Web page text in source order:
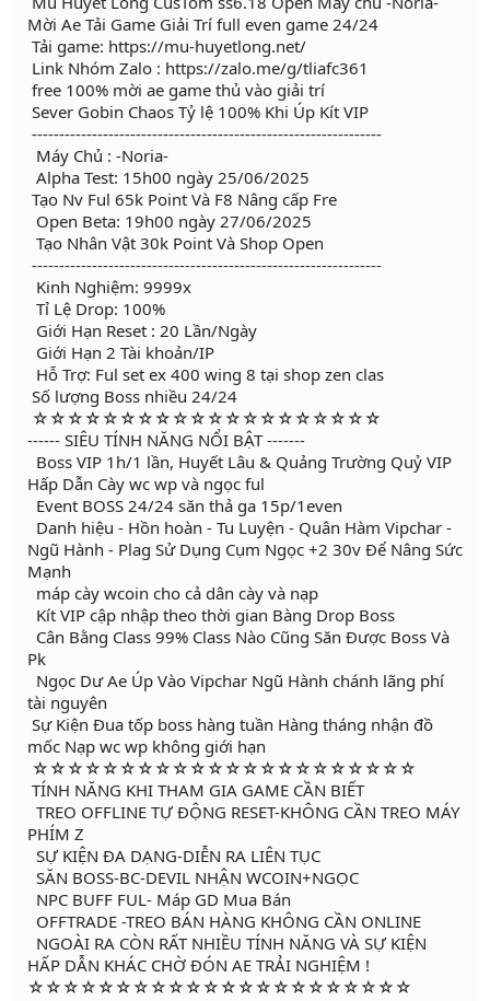
Mời Ae Tải Game Giải Trí full even game 24/24
Tải game: https://mu-huyetlong.net/
Link Nhóm Zalo : https://zalo.me/g/tliafc361
free 100% mời ae game thủ vào giải trí
Sever Gobin Chaos Tỷ lệ 100% Khi Úp Kít VIP
----------------------------------------------------------------
Máy Chủ : -Noria-
Alpha Test: 15h00 ngày 25/06/2025
Tạo Nv Ful 65k Point Và F8 Nâng cấp Fre
Open Beta: 19h00 ngày 27/06/2025
Tạo Nhân Vật 30k Point Và Shop Open
----------------------------------------------------------------
Kinh Nghiệm: 9999x
Tỉ Lệ Drop: 100%
Giới Hạn Reset : 20 Lần/Ngày
Giới Hạn 2 Tài khoản/IP
Hỗ Trợ: Ful set ex 400 wing 8 tại shop zen clas
Số lượng Boss nhiều 24/24
☆☆☆☆☆☆☆☆☆☆☆☆☆☆☆☆☆☆☆☆
------ SIÊU TÍNH NĂNG NỔI BẬT -------
Boss VIP 1h/1 lần, Huyết Lâu & Quảng Trường Quỷ VIP
Hấp Dẫn Cày wc wp và ngọc ful
Event BOSS 24/24 săn thả ga 15p/1even
Danh hiệu - Hồn hoàn - Tu Luyện - Quân Hàm Vipchar -
Ngũ Hành - Plag Sử Dụng Cụm Ngọc +2 30v Để Nâng Sức
Mạnh
máp cày wcoin cho cả dân cày và nạp
Kít VIP cập nhập theo thời gian Bàng Drop Boss
Cân Bằng Class 99% Class Nào Cũng Săn Được Boss Và
Pk
Ngọc Dư Ae Úp Vào Vipchar Ngũ Hành chánh lãng phí
tài nguyên
️Sự Kiện Đua tốp boss hàng tuần Hàng tháng nhận đồ
mốc Nạp wc wp không giới hạn
☆☆☆☆☆☆☆☆☆☆☆☆☆☆☆☆☆☆☆☆☆☆
TÍNH NĂNG KHI THAM GIA GAME CẦN BIẾT
TREO OFFLINE TỰ ĐỘNG RESET-KHÔNG CẦN TREO MÁY
PHÍM Z
SỰ KIỆN ĐA DẠNG-DIỄN RA LIÊN TỤC
SĂN BOSS-BC-DEVIL NHẬN WCOIN+NGỌC
NPC BUFF FUL- Máp GD Mua Bán
OFFTRADE -TREO BÁN HÀNG KHÔNG CẦN ONLINE
NGOÀI RA CÒN RẤT NHIỀU TÍNH NĂNG VÀ SỰ KIỆN
HẤP DẪN KHÁC CHỜ ĐÓN AE TRẢI NGHIỆM !
☆☆☆☆☆☆☆☆☆☆☆☆☆☆☆☆☆☆☆☆☆☆